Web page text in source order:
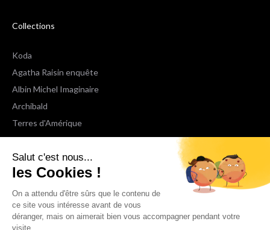
Salut c'est nous...
les Cookies !
On a attendu d'être sûrs que le contenu de
ce site vous intéresse avant de vous
déranger, mais on aimerait bien vous accompagner pendant votre
visite...
Collections
Koda
Agatha Raisin enquête
Albin Michel Imaginaire
Archibald
Terres d'Amérique
Espaces Libres Poche
NOX
Wiz
Voir toutes les collections
Nous suivre